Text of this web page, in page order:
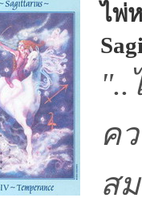
ไพ่
"..
ค
ส